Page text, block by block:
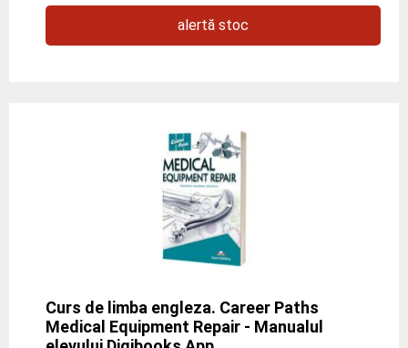
alertă stoc
Curs de limba engleza. Career Paths
Medical Equipment Repair - Manualul